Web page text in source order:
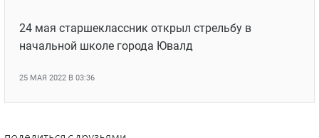
24 мая старшеклассник открыл стрельбу в
начальной школе города Ювалд
25 МАЯ 2022 В 03:36